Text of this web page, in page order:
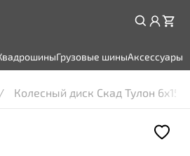
Грузовые шиныАксессуары
Колесный диск Скад Тулон 6x15